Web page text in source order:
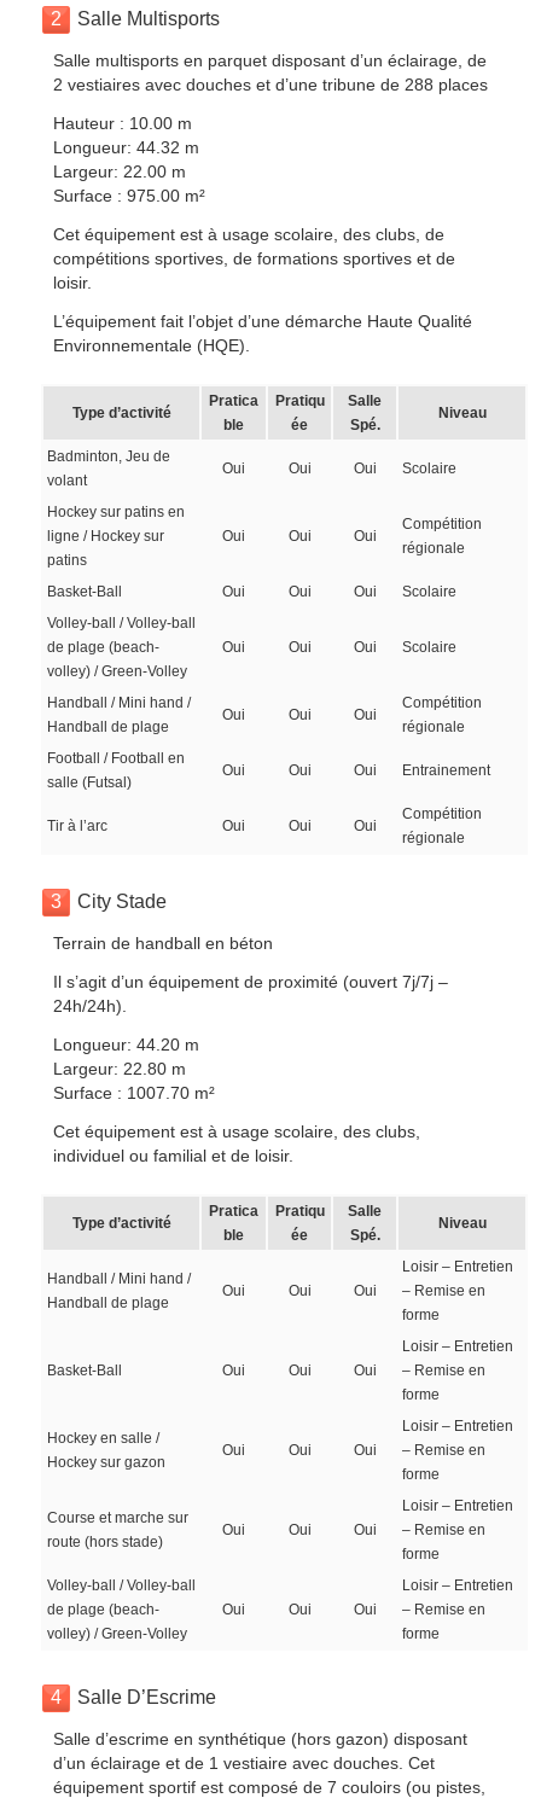
2 Salle Multisports
Salle multisports en parquet disposant d’un éclairage, de
2 vestiaires avec douches et d’une tribune de 288 places
Hauteur : 10.00 m
Longueur: 44.32 m
Largeur: 22.00 m
Surface : 975.00 m²
Cet équipement est à usage scolaire, des clubs, de
compétitions sportives, de formations sportives et de
loisir.
L’équipement fait l’objet d’une démarche Haute Qualité
Environnementale (HQE).
Type d’activité
Pratica
ble
Pratiqu
ée
Salle
Spé.
Niveau
Badminton, Jeu de
volant
Oui Oui Oui Scolaire
Hockey sur patins en
ligne / Hockey sur
patins
Oui Oui Oui
Compétition
régionale
Basket-Ball Oui Oui Oui
Scolaire
Volley-ball / Volley-ball
de plage (beach-
volley) / Green-Volley
Oui Oui Oui Scolaire
Handball / Mini hand /
Handball de plage
Oui Oui Oui
Compétition
régionale
Football / Football en
salle (Futsal)
Oui Oui Oui Entrainement
Tir à l’arc Oui Oui Oui
Compétition
régionale
3 City Stade
Terrain de handball en béton
Il s’agit d’un équipement de proximité (ouvert 7j/7j –
24h/24h).
Longueur: 44.20 m
Largeur: 22.80 m
Surface : 1007.70 m²
Cet équipement est à usage scolaire, des clubs,
individuel ou familial et de loisir.
Type d’activité
Pratica
ble
Pratiqu
ée
Salle
Spé.
Niveau
Handball / Mini hand /
Handball de plage
Oui Oui Oui
Loisir – Entretien
– Remise en
forme
Basket-Ball Oui Oui Oui
Loisir – Entretien
– Remise en
forme
Hockey en salle /
Hockey sur gazon
Oui Oui Oui
Loisir – Entretien
– Remise en
forme
Course et marche sur
route (hors stade)
Oui Oui Oui
Loisir – Entretien
– Remise en
forme
Volley-ball / Volley-ball
de plage (beach-
volley) / Green-Volley
Oui Oui Oui
Loisir – Entretien
– Remise en
forme
4 Salle D’Escrime
Salle d’escrime en synthétique (hors gazon) disposant
d’un éclairage et de 1 vestiaire avec douches. Cet
équipement sportif est composé de 7 couloirs (ou pistes,